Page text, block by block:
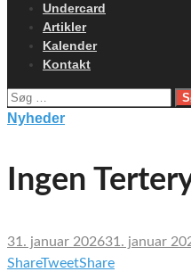
Undercard
Artikler
Kalender
Kontakt
Søg
efter:
Nyheder
Ingen
31. januar 202631. januar
ShareTweetShare